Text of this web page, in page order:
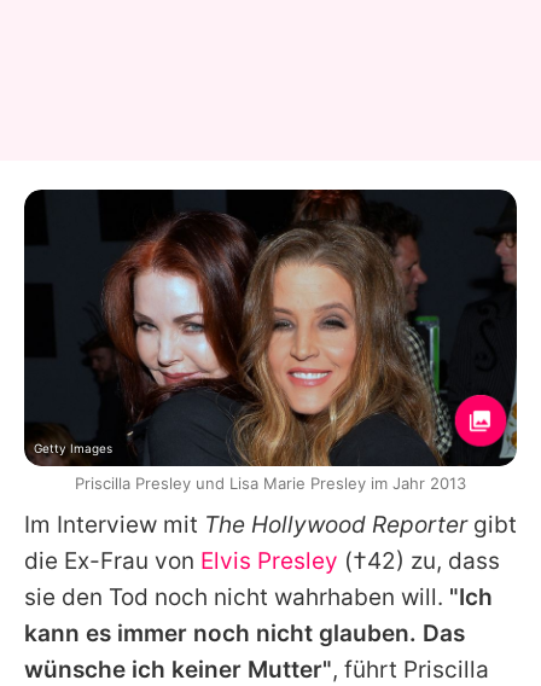
Im Interview mit The Hollywood Reportergibt
die Ex-Frau von Elvis Presley (†42) zu, dass
sie den Tod noch nicht wahrhaben will. "Ich
kann es immer noch nicht glauben. Das
wünsche ich keiner Mutter", führt Priscilla
Getty Images
Priscilla Presley und Lisa Marie Presley im Jahr 2013